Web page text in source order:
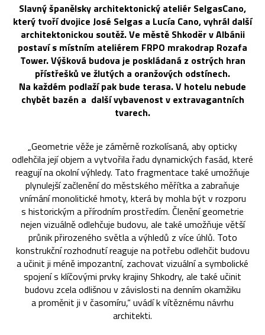
Slavný španělsky architektonický ateliér SelgasCano,
který tvoří dvojice José Selgas a Lucía Cano, vyhrál další
architektonickou soutěž. Ve městě Shkodër v Albánii
postaví s místním ateliérem FRPO mrakodrap Rozafa
Tower. Výšková budova je poskládaná z ostrých hran
přístřešků ve žlutých a oranžových odstínech.
Na každém podlaží pak bude terasa. V hotelu nebude
chybět bazén a další vybavenost v extravagantních
tvarech.
„Geometrie věže je záměrně rozkolísaná, aby opticky
odlehčila její objem a vytvořila řadu dynamických fasád, které
reagují na okolní výhledy. Tato fragmentace také umožňuje
plynulejší začlenění do městského měřítka a zabraňuje
vnímání monolitické hmoty, která by mohla být v rozporu
s historickým a přírodním prostředím. Členění geometrie
nejen vizuálně odlehčuje budovu, ale také umožňuje větší
průnik přirozeného světla a výhledů z více úhlů. Toto
konstrukční rozhodnutí reaguje na potřebu odlehčit budovu
a učinit ji méně impozantní, zachovat vizuální a symbolické
spojení s klíčovými prvky krajiny Shkodry, ale také učinit
budovu zcela odlišnou v závislosti na denním okamžiku
a proměnit ji v časomíru,“ uvádí k vítěznému návrhu
architekti.